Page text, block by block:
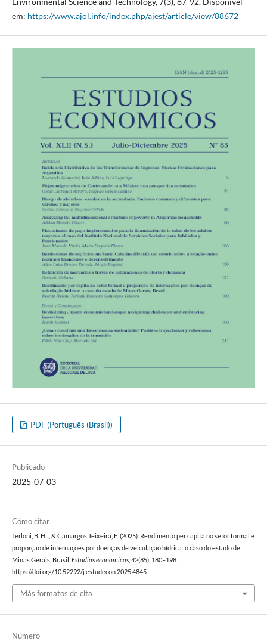
em: https://www.ajol.info/index.php/ajest/article/view/88672
PDF (Português (Brasil))
Publicado
2025-07-03
Cómo citar
Terloni, B. H. ., & Camargos Teixeira, E. (2025). Rendimento per capita no setor formal e
proporção de internações por doenças de veiculação hídrica: o caso do estado de
Minas Gerais, Brasil. Estudios económicos, 42(85), 180–198.
https://doi.org/10.52292/j.estudecon.2025.4845
Más formatos de cita
Número